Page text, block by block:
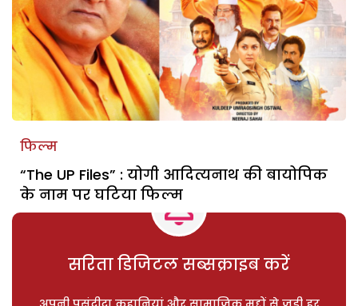
फिल्म
“The UP Files” : योगी आदित्यनाथ की बायोपिक
के नाम पर घटिया फिल्म
सरिता डिजिटल सब्सक्राइब करें